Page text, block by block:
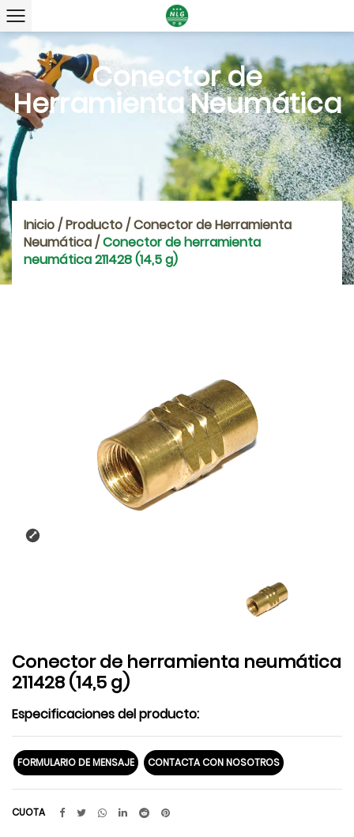
Conector de
Herramienta Neumática
Inicio/Producto/Conector de Herramienta
Neumática/Conector de herramienta
neumática 211428 (14,5 g)
Conector de herramienta neumática
211428 (14,5 g)
Especificaciones del producto:
FORMULARIO DE MENSAJE CONTACTA CON NOSOTROS
CUOTA